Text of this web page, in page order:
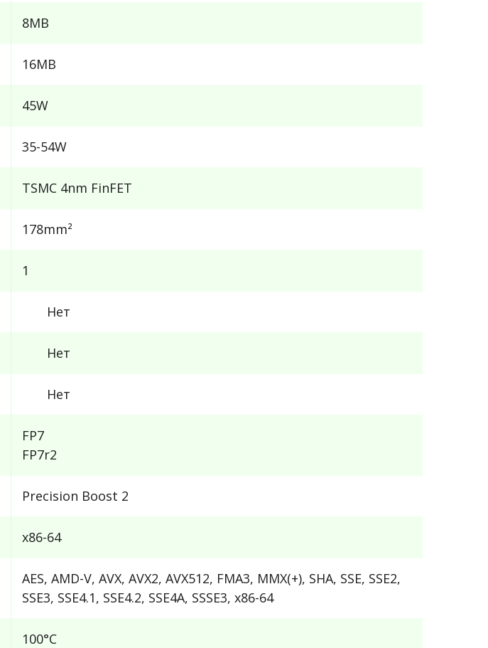
8MB
16MB
45W
35-54W
TSMC 4nm FinFET
178mm²
1
Нет
Нет
Нет
FP7
FP7r2
Precision Boost 2
x86-64
AES, AMD-V, AVX, AVX2, AVX512, FMA3, MMX(+), SHA, SSE, SSE2,
SSE3, SSE4.1, SSE4.2, SSE4A, SSSE3, x86-64
100°C